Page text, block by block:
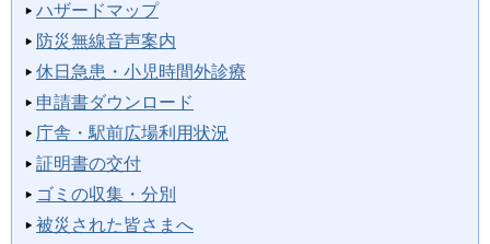
ハザードマップ
防災無線音声案内
休日急患・小児時間外診療
申請書ダウンロード
庁舎・駅前広場利用状況
証明書の交付
ゴミの収集・分別
被災された皆さまへ